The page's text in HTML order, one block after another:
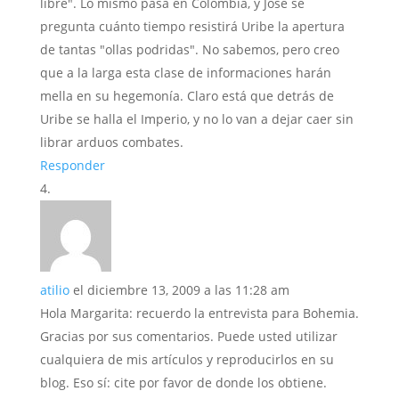
pregunta cuánto tiempo resistirá Uribe la apertura
de tantas "ollas podridas". No sabemos, pero creo
que a la larga esta clase de informaciones harán
mella en su hegemonía. Claro está que detrás de
Uribe se halla el Imperio, y no lo van a dejar caer sin
librar arduos combates.
Responder
atilio el diciembre 13, 2009 a las 11:28 am
Hola Margarita: recuerdo la entrevista para Bohemia.
Gracias por sus comentarios. Puede usted utilizar
cualquiera de mis artículos y reproducirlos en su
blog. Eso sí: cite por favor de donde los obtiene.